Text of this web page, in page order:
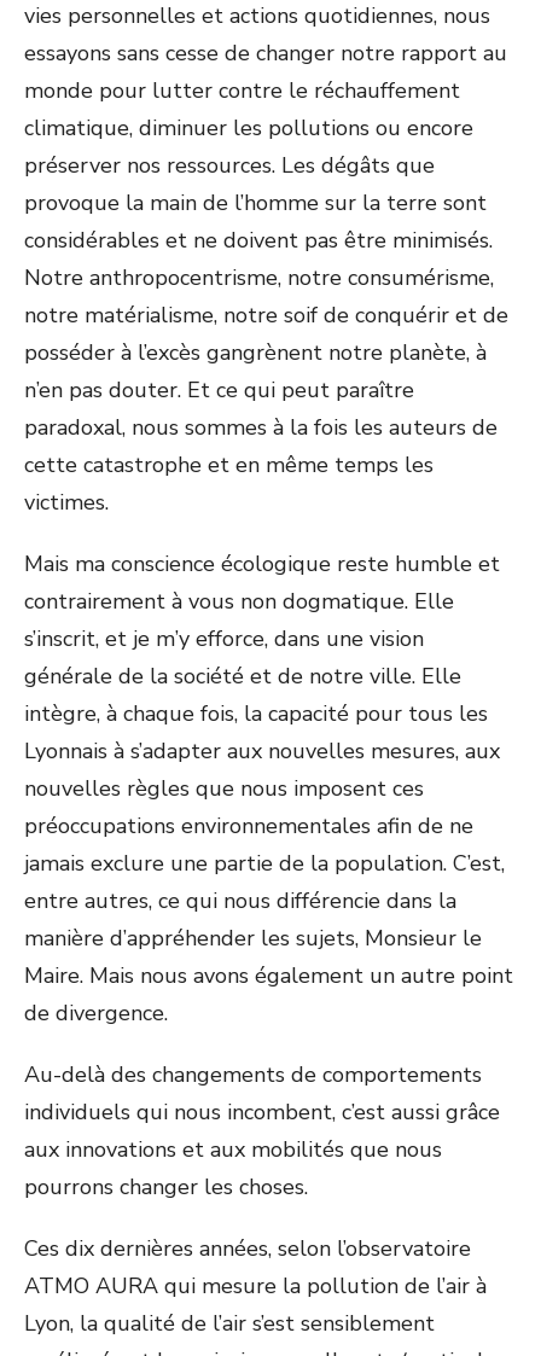
vies personnelles et actions quotidiennes, nous
essayons sans cesse de changer notre rapport au
monde pour lutter contre le réchauffement
climatique, diminuer les pollutions ou encore
préserver nos ressources. Les dégâts que
provoque la main de l’homme sur la terre sont
considérables et ne doivent pas être minimisés.
Notre anthropocentrisme, notre consumérisme,
notre matérialisme, notre soif de conquérir et de
posséder à l’excès gangrènent notre planète, à
n’en pas douter. Et ce qui peut paraître
paradoxal, nous sommes à la fois les auteurs de
cette catastrophe et en même temps les
victimes.
Mais ma conscience écologique reste humble et
contrairement à vous non dogmatique. Elle
s’inscrit, et je m’y efforce, dans une vision
générale de la société et de notre ville. Elle
intègre, à chaque fois, la capacité pour tous les
Lyonnais à s’adapter aux nouvelles mesures, aux
nouvelles règles que nous imposent ces
préoccupations environnementales afin de ne
jamais exclure une partie de la population. C’est,
entre autres, ce qui nous différencie dans la
manière d’appréhender les sujets, Monsieur le
Maire. Mais nous avons également un autre point
de divergence.
Au-delà des changements de comportements
individuels qui nous incombent, c’est aussi grâce
aux innovations et aux mobilités que nous
pourrons changer les choses.
Ces dix dernières années, selon l’observatoire
ATMO AURA qui mesure la pollution de l’air à
Lyon, la qualité de l’air s’est sensiblement